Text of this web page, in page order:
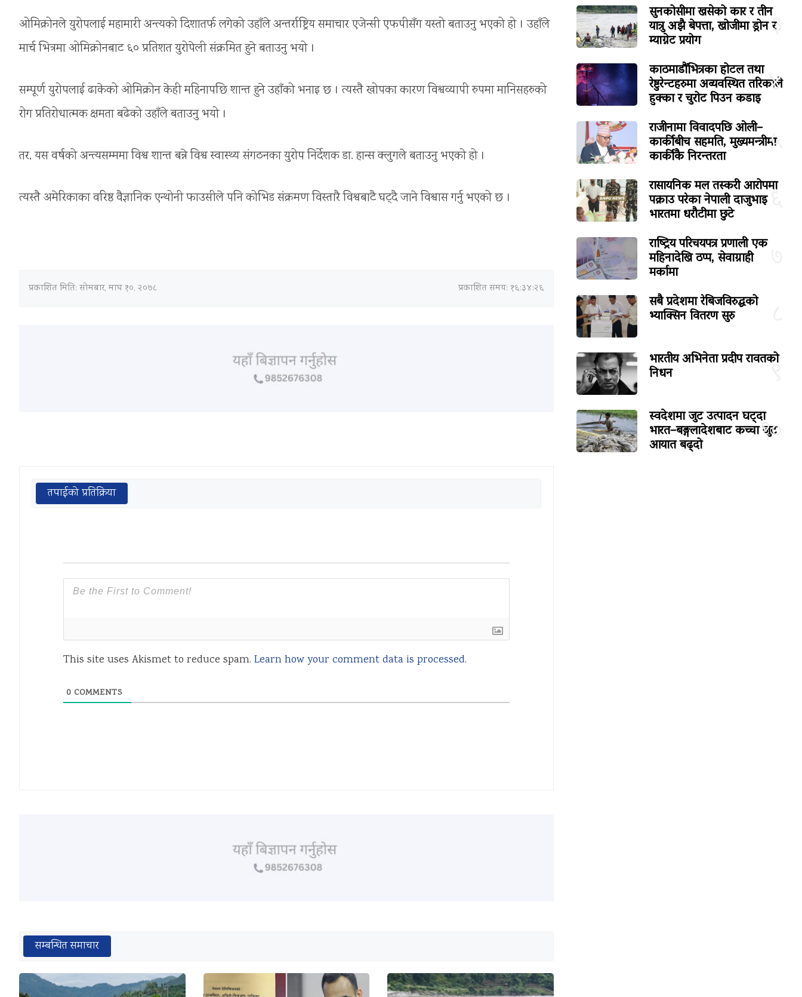
ओमिक्रोनले युरोपलाई महामारी अन्त्यको दिशातर्फ लगेको उहाँले अन्तर्राष्ट्रिय समाचार एजेन्सी एफपीसँग यस्तो बताउनु भएको हो । उहाँले
मार्च भित्रमा ओमिक्रोनबाट ६० प्रतिशत युरोपेली संक्रमित हुने बताउनु भयो ।
सम्पूर्ण युरोपलाई ढाकेको ओमिक्रोन केही महिनापछि शान्त हुने उहाँको भनाइ छ । त्यस्तै खोपका कारण विश्वव्यापी रुपमा मानिसहरुको
रोग प्रतिरोधात्मक क्षमता बढेको उहाँले बताउनु भयो ।
तर, यस वर्षको अन्त्यसम्ममा विश्व शान्त बन्ने विश्व स्वास्थ्य संगठनका युरोप निर्देशक डा. हान्स क्लुगले बताउनु भएको हो ।
त्यस्तै अमेरिकाका वरिष्ठ वैज्ञानिक एन्थोनी फाउसीले पनि कोभिड संक्रमण विस्तारै विश्वबाटै घट्दै जाने विश्वास गर्नु भएको छ ।
प्रकाशित मिति: सोमबार, माघ १०, २०७८ प्रकाशित समय: १६:३४:२६
तपाईको प्रतिक्रिया
This site uses Akismet to reduce spam. Learn how your comment data is processed.
0 COMMENTS
सम्बन्धित समाचार
३
सुनकोसीमा खसेको कार र तीन
यात्रु अझै बेपत्ता, खोजीमा ड्रोन र
म्याग्नेट प्रयोग
४
काठमाडौंभित्रका होटल तथा
रेष्टुरेन्टहरुमा अव्यवस्थित तरिकाले
हुक्का र चुरोट पिउन कडाइ
५
राजीनामा विवादपछि ओली–
कार्कीबीच सहमति, मुख्यमन्त्रीमा
कार्कीकै निरन्तरता
६
रासायनिक मल तस्करी आरोपमा
पक्राउ परेका नेपाली दाजुभाइ
भारतमा धरौटीमा छुटे
राष्ट्रिय परिचयपत्र प्रणाली एक
महिनादेखि ठप्प, सेवाग्राही
मर्कामा
सबै प्रदेशमा रेबिजविरुद्धको
भ्याक्सिन वितरण सुरु
९
भारतीय अभिनेता प्रदीप रावतको
निधन
१०
स्वदेशमा जुट उत्पादन घट्दा
भारत–बङ्गलादेशबाट कच्चा जुट
आयात बढ्दो